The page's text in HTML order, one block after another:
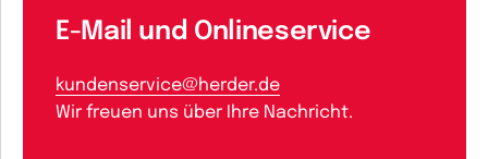
E-Mail und Onlineservice
kundenservice@herder.de
Wir freuen uns über Ihre Nachricht.